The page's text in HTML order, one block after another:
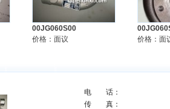
00JG060S00
价格：面议
价格：面
电 话：
传 真：